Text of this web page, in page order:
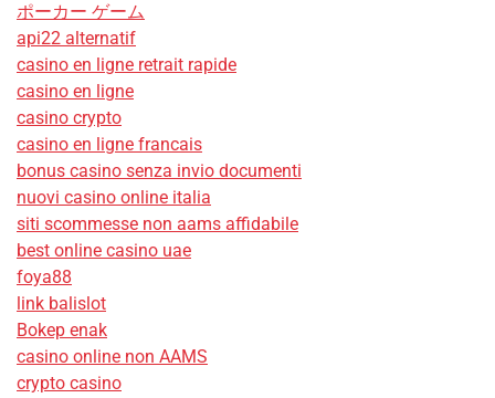
ポーカー ゲーム
api22 alternatif
casino en ligne retrait rapide
casino en ligne
casino crypto
casino en ligne francais
bonus casino senza invio documenti
nuovi casino online italia
siti scommesse non aams affidabile
best online casino uae
foya88
link balislot
Bokep enak
casino online non AAMS
crypto casino